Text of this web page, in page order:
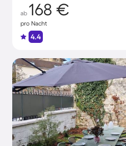
ab 168 €
pro Nacht
4.4